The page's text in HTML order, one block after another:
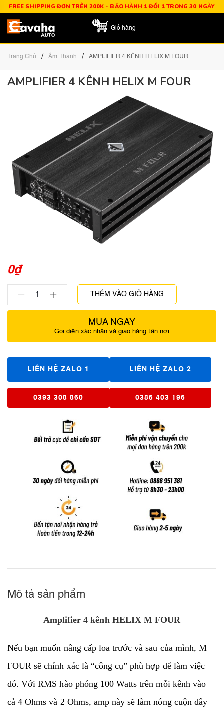
FREE SHIPPING ĐƠN TRÊN 200K - BẢO HÀNH 1 ĐỔI 1 TRONG 30 NGÀY
0
Giỏ hàng
Trang Chủ / Âm Thanh / AMPLIFIER 4 KÊNH HELIX M FOUR
AMPLIFIER 4 KÊNH HELIX M FOUR
0₫
THÊM VÀO GIỎ HÀNG
MUA NGAY
Gọi điện xác nhận và giao hàng tận nơi
LIÊN HỆ ZALO 1 LIÊN HỆ ZALO 2
0393 308 860 0385 403 196
Mô tả sản phẩm
Amplifier 4 kênh HELIX M FOUR
Nếu bạn muốn nâng cấp loa trước và sau của mình, M
FOUR sẽ chính xác là “công cụ” phù hợp để làm việc
đó. Với RMS hào phóng 100 Watts trên mỗi kênh vào
cả 4 Ohms và 2 Ohms, amp này sẽ làm nóng cuộn dây